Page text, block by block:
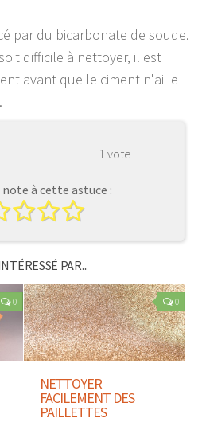
par du bicarbonate de soude.
difficile à nettoyer, il est
avant que le ciment n'ai le
1 vote
à cette astuce :
PAR...
0 0
NETTOYER
FACILEMENT DES
PAILLETTES